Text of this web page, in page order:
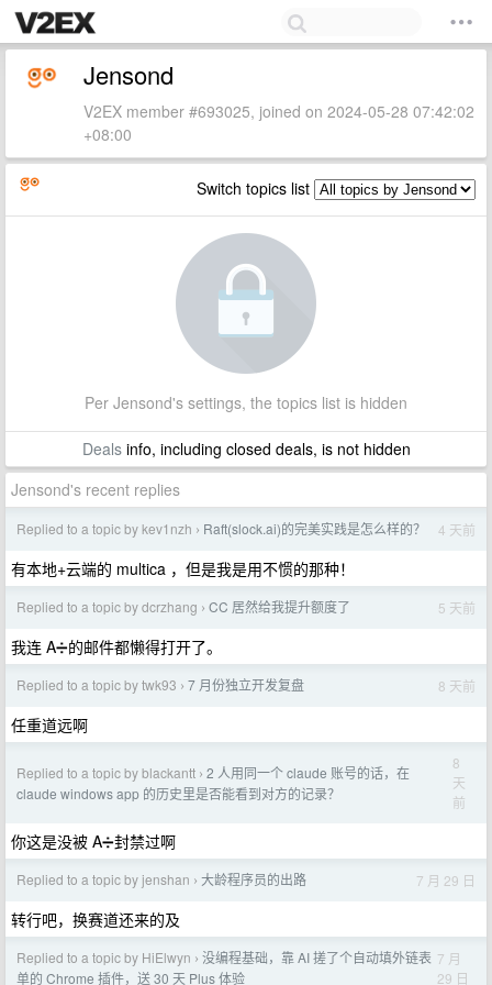
Jensond
V2EX member #693025, joined on 2024-05-28 07:42:02
+08:00
Switch topics list
Per Jensond's settings, the topics list is hidden
Dealsinfo, including closed deals, is not hidden
Jensond's recent replies
Replied to a topic by kev1nzh › Raft(slock.ai)的完美实践是怎么样的？ 4 天前
有本地+云端的 multica ，但是我是用不惯的那种！
Replied to a topic by dcrzhang › CC 居然给我提升额度了 5 天前
我连 A➗的邮件都懒得打开了。
Replied to a topic by twk93 › 7 月份独立开发复盘 8 天前
任重道远啊
Replied to a topic by blackantt › 2 人用同一个 claude 账号的话，在
claude windows app 的历史里是否能看到对方的记录？
8
天
前
你这是没被 A➗封禁过啊
Replied to a topic by jenshan › 大龄程序员的出路 7 月 29 日
转行吧，换赛道还来的及
Replied to a topic by HiElwyn › 没编程基础，靠 AI 搓了个自动填外链表
单的 Chrome 插件，送 30 天 Plus 体验
7 月
29 日